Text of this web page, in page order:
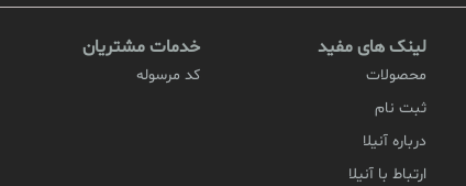
لینک های مفید
محصولات
ثبت نام
درباره آنیلا
ارتباط با آنیلا
خدمات مشتریان
کد مرسوله